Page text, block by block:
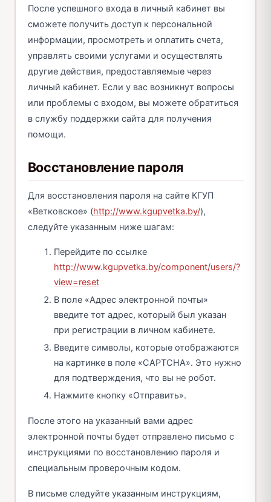
После успешного входа в личный кабинет вы
сможете получить доступ к персональной
информации, просмотреть и оплатить счета,
управлять своими услугами и осуществлять
другие действия, предоставляемые через
личный кабинет. Если у вас возникнут вопросы
или проблемы с входом, вы можете обратиться
в службу поддержки сайта для получения
помощи.
Восстановление пароля
Для восстановления пароля на сайте КГУП
«Ветковское» (http://www.kgupvetka.by/),
следуйте указанным ниже шагам:
Перейдите по ссылке
http://www.kgupvetka.by/component/users/?
view=reset
В поле «Адрес электронной почты»
введите тот адрес, который был указан
при регистрации в личном кабинете.
Введите символы, которые отображаются
на картинке в поле «CAPTCHA». Это нужно
для подтверждения, что вы не робот.
Нажмите кнопку «Отправить».
После этого на указанный вами адрес
электронной почты будет отправлено письмо с
инструкциями по восстановлению пароля и
специальным проверочным кодом.
В письме следуйте указанным инструкциям,